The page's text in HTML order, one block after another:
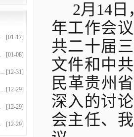
[01-17]
[01-08]
[12-31]
[12-29]
[12-29]
[12-29]
2月14
年工作会
共二十届
文件和中
民革贵州
深入的讨
会主任、